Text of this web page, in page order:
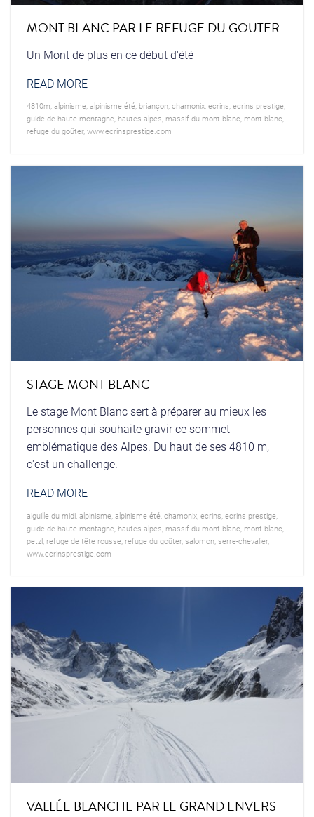
MONT BLANC PAR LE REFUGE DU GOUTER
Un Mont de plus en ce début d'été
READ MORE
4810m, alpinisme, alpinisme été, briançon, chamonix, ecrins, ecrins prestige,
guide de haute montagne, hautes-alpes, massif du mont blanc, mont-blanc,
refuge du goûter, www.ecrinsprestige.com
STAGE MONT BLANC
Le stage Mont Blanc sert à préparer au mieux les
personnes qui souhaite gravir ce sommet
emblématique des Alpes. Du haut de ses 4810 m,
c'est un challenge.
READ MORE
aiguille du midi, alpinisme, alpinisme été, chamonix, ecrins ecrins prestige,
guide de haute montagne, hautes-alpes massif du mont blanc mont-blanc
petzl, refuge de tête rousse, refuge du goûter, salomon serre-chevalier,
www.ecrinsprestige.com
VALLÉE BLANCHE PAR LE GRAND ENVERS